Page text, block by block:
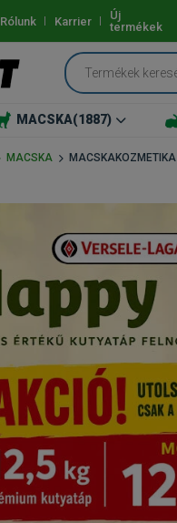
Rólunk Karrier
Új
termékek
MACSKA(1887)
MACSKA MACSKAKOZMETIKA